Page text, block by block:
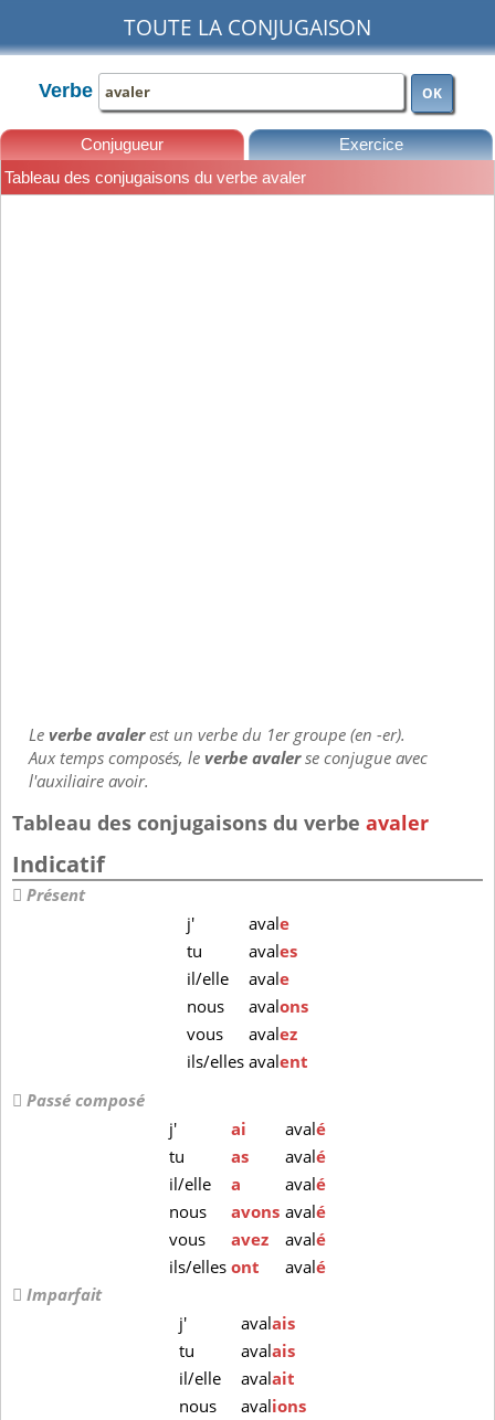
TOUTE LA CONJUGAISON
Verbe OK
Conjugueur Exercice
Tableau des conjugaisons du verbe avaler
Leverbe avalerest un verbe du 1er groupe (en -er).
Aux temps composés, leverbe avalerse conjugue avec
l'auxiliaire avoir.
Tableau des conjugaisons du verbe avaler
Indicatif
Présent
j'
avale
tu
avales
il/elle
avale
nous
avalons
vous
avalez
ils/ellesavalent
Passé composé
j'
ai avalé
tu
as avalé
il/elle
a avalé
nous
avons avalé
vous
avez avalé
ils/ellesont avalé
Imparfait
j'
avalais
tu
avalais
il/elle
avalait
nous
avalions